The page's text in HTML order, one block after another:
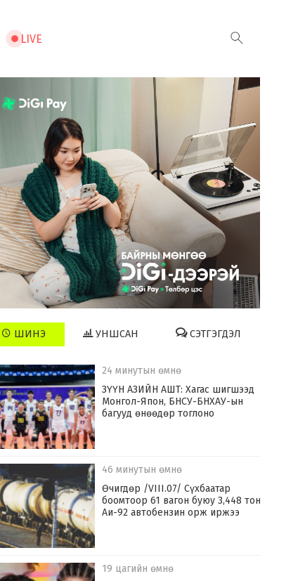
LIVE
ШИНЭ УНШСАН СЭТГЭГДЭЛ
24 минутын өмнө
ЗҮҮН АЗИЙН АШТ: Хагас шигшээд
Монгол-Япон, БНСУ-БНХАУ-ын
багууд өнөөдөр тоглоно
46 минутын өмнө
Өчигдөр /VIII.07/ Сүхбаатар
боомтоор 61 вагон буюу 3,448 тонн
Аи-92 автобензин орж иржээ
19 цагийн өмнө